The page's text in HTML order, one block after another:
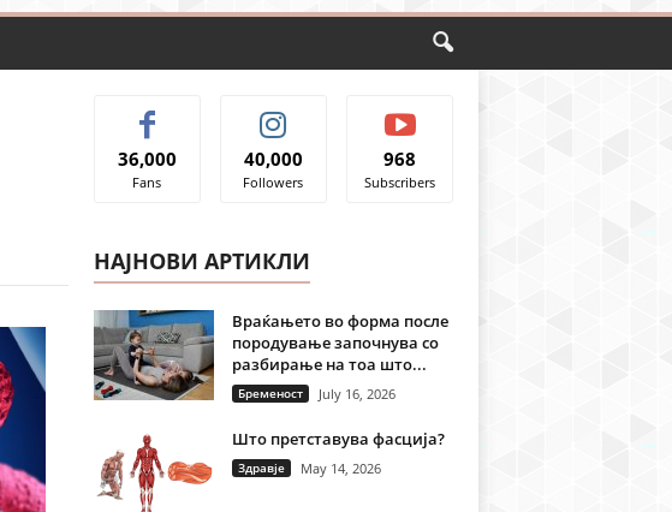
36,000
Fans
40,000
Followers
968
Subscribers
НАЈНОВИ АРТИКЛИ
Враќањето во форма после
породување започнува со
разбирање на тоа што...
Бременост July 16, 2026
Што претставува фасција?
Здравје May 14, 2026